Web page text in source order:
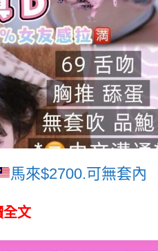
馬來$2700.可無套內
全文